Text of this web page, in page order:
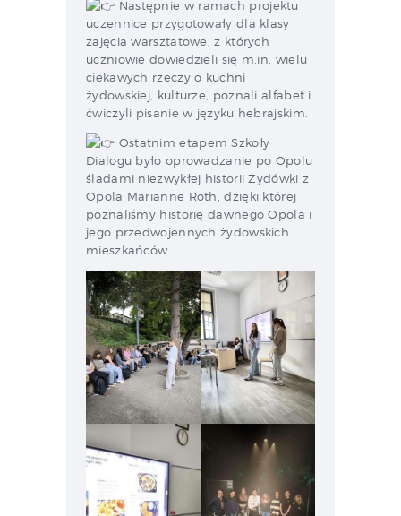
Następnie w ramach projektu
uczennice przygotowały dla klasy
zajęcia warsztatowe, z których
uczniowie dowiedzieli się m.in. wielu
ciekawych rzeczy o kuchni
żydowskiej, kulturze, poznali alfabet i
ćwiczyli pisanie w języku hebrajskim.
Ostatnim etapem Szkoły
Dialogu było oprowadzanie po Opolu
śladami niezwykłej historii Żydówki z
Opola Marianne Roth, dzięki której
poznaliśmy historię dawnego Opola i
jego przedwojennych żydowskich
mieszkańców.